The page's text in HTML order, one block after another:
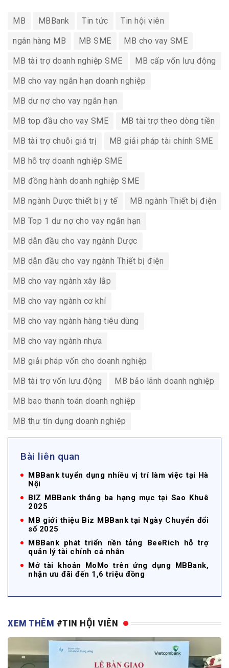
MB MBBank Tin tức Tin hội viên
ngân hàng MB MB SME MB cho vay SME
MB tài trợ doanh nghiệp SME MB cấp vốn lưu động
MB cho vay ngắn hạn doanh nghiệp
MB dư nợ cho vay ngắn hạn
MB top đầu cho vay SME MB tài trợ theo dòng tiền
MB tài trợ chuỗi giá trị MB giải pháp tài chính SME
MB hỗ trợ doanh nghiệp SME
MB đồng hành doanh nghiệp SME
MB ngành Dược thiết bị y tế MB ngành Thiết bị điện
MB Top 1 dư nợ cho vay ngắn hạn
MB dẫn đầu cho vay ngành Dược
MB dẫn đầu cho vay ngành Thiết bị điện
MB cho vay ngành xây lắp
MB cho vay ngành cơ khí
MB cho vay ngành hàng tiêu dùng
MB cho vay ngành nhựa
MB giải pháp vốn cho doanh nghiệp
MB tài trợ vốn lưu động MB bảo lãnh doanh nghiệp
MB bao thanh toán doanh nghiệp
MB thư tín dụng doanh nghiệp
Bài liên quan
MBBank tuyển dụng nhiều vị trí làm việc tại Hà
Nội
BIZ MBBank thắng ba hạng mục tại Sao Khuê
2025
MB giới thiệu Biz MBBank tại Ngày Chuyển đổi
số 2025
MBBank phát triển nền tảng BeeRich hỗ trợ
quản lý tài chính cá nhân
Mở tài khoản MoMo trên ứng dụng MBBank,
nhận ưu đãi đến 1,6 triệu đồng
XEM THÊM #TIN HỘI VIÊN